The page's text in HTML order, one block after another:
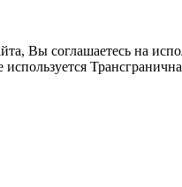
Вы соглашаетесь на